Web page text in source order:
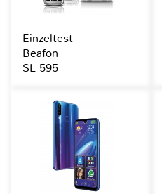
Einzeltest
Beafon
SL 595